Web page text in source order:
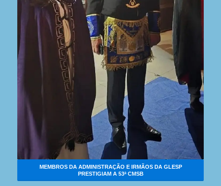
MEMBROS DA ADMINISTRAÇÃO E IRMÃOS DA GLESP
PRESTIGIAM A 53ª CMSB